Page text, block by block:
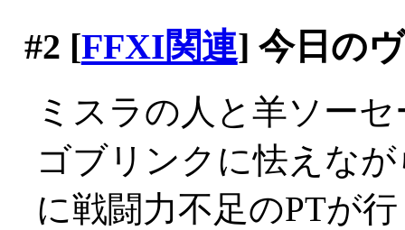
#2 [FFXI関連] 今日の
ミスラの人と羊ソー
ゴブリンクに怯えな
に戦闘力不足のPTが